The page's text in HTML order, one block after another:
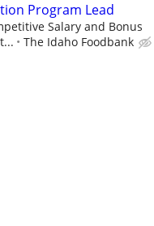
Program Lead
Salary and Bonus
The Idaho Foodbank